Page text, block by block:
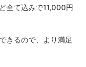
全て込みで11,000円
きるので、より満足